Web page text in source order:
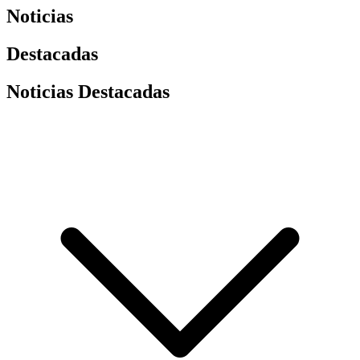
Noticias
Destacadas
Noticias Destacadas